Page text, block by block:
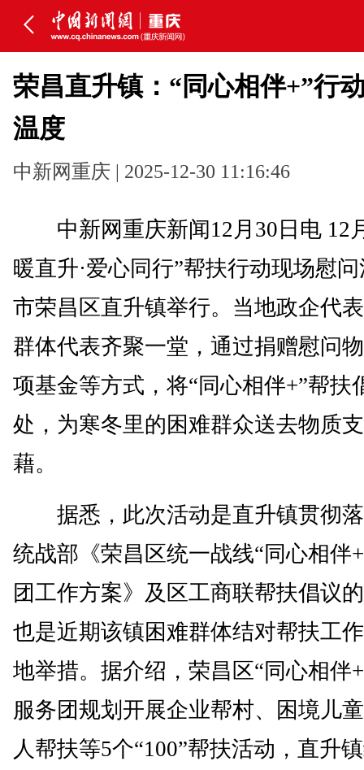
荣昌直升镇：“同心相伴+”行
温度
中新网重庆 | 2025-12-30 11:16:46
中新网重庆新闻12月30日电 12
暖直升·爱心同行”帮扶行动现场慰
市荣昌区直升镇举行。当地政企代
群体代表齐聚一堂，通过捐赠慰问
项基金等方式，将“同心相伴+”帮扶
处，为寒冬里的困难群众送去物质
藉。
据悉，此次活动是直升镇贯彻落
统战部《荣昌区统一战线“同心相伴
团工作方案》及区工商联帮扶倡议
也是近期该镇困难群体结对帮扶工
地举措。据介绍，荣昌区“同心相伴
服务团规划开展企业帮村、困境儿
人帮扶等5个“100”帮扶活动，直升